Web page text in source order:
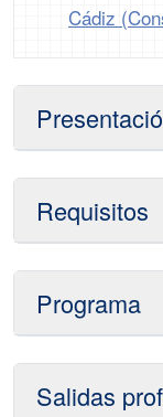
Cádiz
Requisitos
Programa
Salidas